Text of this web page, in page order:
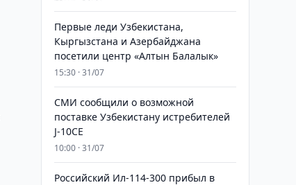
Первые леди Узбекистана,
Кыргызстана и Азербайджана
посетили центр «Алтын Балалык»
15:30 · 31/07
СМИ сообщили о возможной
поставке Узбекистану истребителей
J-10CE
10:00 · 31/07
Российский Ил-114-300 прибыл в